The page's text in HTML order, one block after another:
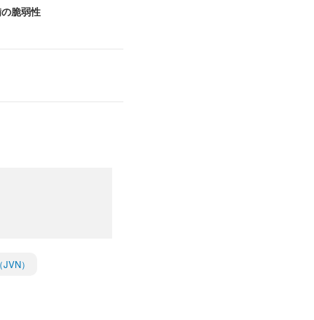
脆弱性
）